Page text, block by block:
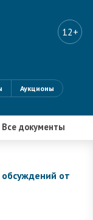
12+
Аукционы
Все документы
от